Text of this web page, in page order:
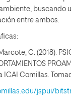
buscando
entre ambos.
C. (2018).
ICAI Comillas.
jspui/